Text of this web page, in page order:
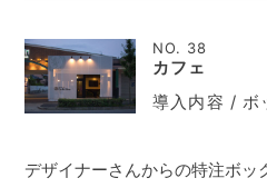
NO. 38
カフェ
導入内容 / ボ
デザイナーさんからの特注ボッ